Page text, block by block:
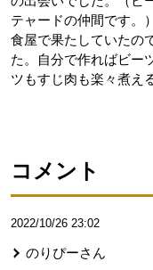
テャードの仲間です。
食屋で果たしていたの
た。自分で作ればビー
ツもすじ肉も楽々煮え
コメント
2022/10/26 23:02
のりぴーさん